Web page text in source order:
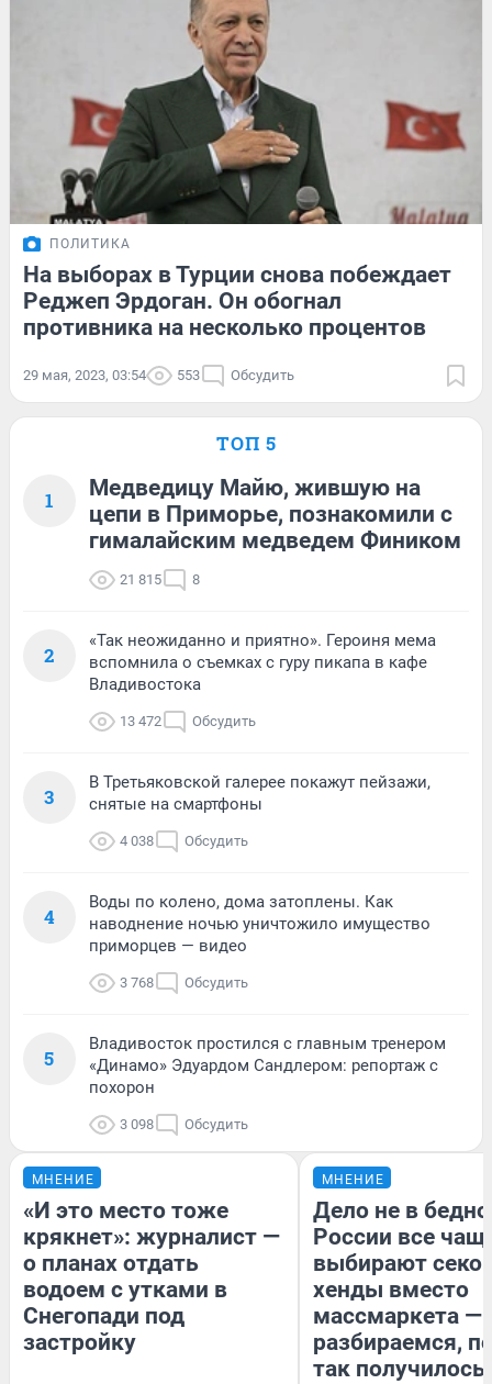
ПОЛИТИКА
На выборах в Турции снова побеждает
Реджеп Эрдоган. Он обогнал
противника на несколько процентов
29 мая, 2023, 03:54 553 Обсудить
ТОП 5
1
Медведицу Майю, жившую на
цепи в Приморье, познакомили с
гималайским медведем Фиником
21 815 8
2
«Так неожиданно и приятно». Героиня мема
вспомнила о съемках с гуру пикапа в кафе
Владивостока
13 472 Обсудить
3
В Третьяковской галерее покажут пейзажи,
снятые на смартфоны
4 038 Обсудить
4
Воды по колено, дома затоплены. Как
наводнение ночью уничтожило имущество
приморцев — видео
3 768 Обсудить
5
Владивосток простился с главным тренером
«Динамо» Эдуардом Сандлером: репортаж с
похорон
3 098 Обсудить
МНЕНИЕ
«И это место тоже
крякнет»: журналист —
о планах отдать
водоем с утками в
Снегопади под
застройку
МНЕНИЕ
Дело не в
России все
выбирают
хенды вместо
массмаркета —
разбираемся,
так получилось